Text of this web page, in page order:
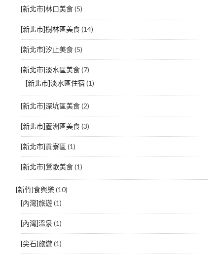
[新北市]林口美食(5)
[新北市]樹林區美食(14)
[新北市]汐止美食(5)
[新北市]淡水區美食(7)
[新北市]淡水區住宿 (1)
[新北市]深坑區美食(2)
[新北市]蘆洲區美食(3)
[新北市]貢寮區 (1)
[新北市]鶯歌美食(1)
[新竹]食與樂(10)
[內灣]旅遊(1)
[內灣]溫泉 (1)
[尖石]旅遊(1)